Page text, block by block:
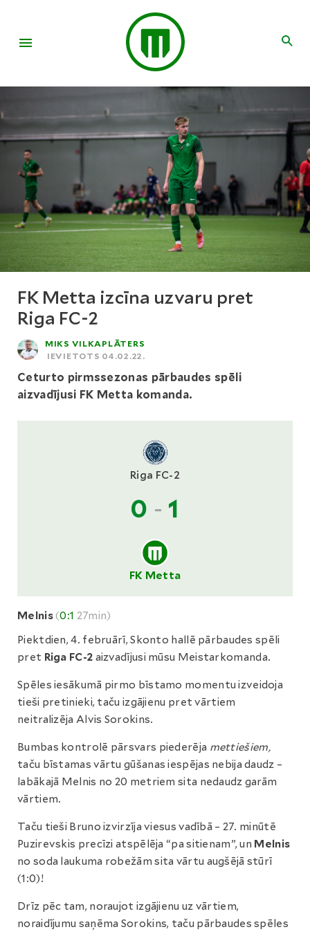
FK Metta izcīna uzvaru pret
Riga FC-2
MIKS VILKAPLĀTERS
IEVIETOTS 04.02.22.
Ceturto pirmssezonas pārbaudes spēli
aizvadījusi FK Metta komanda.
Riga FC-2
0 - 1
FK Metta
Melnis(0:1 27min)
Piektdien, 4. februārī, Skonto hallē pārbaudes spēli
pret Riga FC-2 aizvadījusi mūsu Meistarkomanda.
Spēles iesākumā pirmo bīstamo momentu izveidoja
tieši pretinieki, taču izgājienu pret vārtiem
neitralizēja Alvis Sorokins.
Bumbas kontrolē pārsvars piederēja mettiešiem,
taču bīstamas vārtu gūšanas iespējas nebija daudz –
labākajā Melnis no 20 metriem sita nedaudz garām
vārtiem.
Taču tieši Bruno izvirzīja viesus vadībā – 27. minūtē
Puzirevskis precīzi atspēlēja “pa sitienam”, un Melnis
no soda laukuma robežām sita vārtu augšējā stūrī
(1:0)!
Drīz pēc tam, noraujot izgājienu uz vārtiem,
noraidījumu saņēma Sorokins, taču pārbaudes spēles